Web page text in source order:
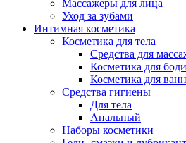
Массажеры для лица
Уход за зубами
Интимная косметика
Косметика для тела
Средства для
Косметика для
Косметика для
Средства гигиены
Для тела
Анальный
Наборы косметики